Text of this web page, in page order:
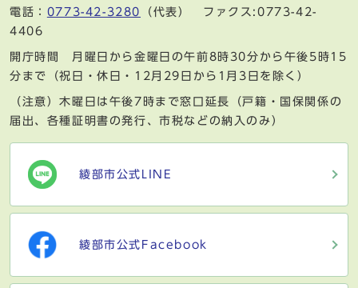
電話： 0773-42-3280
（代表） ファクス:0773-42-
4406
開庁時間 月曜日から金曜日の午前8時30分から午後5時15
分まで（祝日・休日・12月29日から1月3日を除く）
（注意）木曜日は午後7時まで窓口延長（戸籍・国保関係の
届出、各種証明書の発行、市税などの納入のみ）
綾部市公式LINE
綾部市公式Facebook